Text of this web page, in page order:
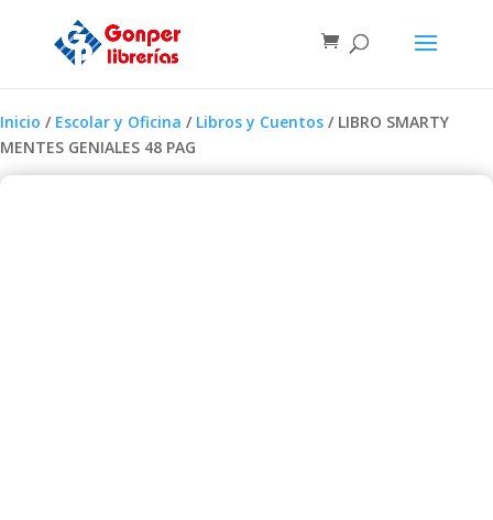
Inicio / Escolar y Oficina / Libros y Cuentos / LIBRO SMARTY
MENTES GENIALES 48 PAG